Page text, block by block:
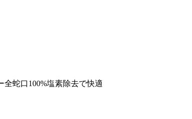
蛇口100%塩素除去で快適